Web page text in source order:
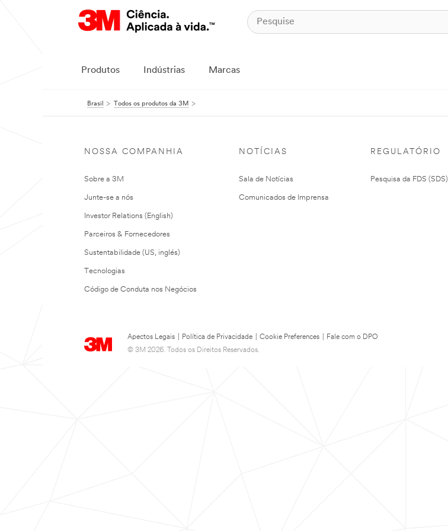
Produtos Indústrias Marcas
Brasil Todos os produtos da 3M
NOSSA COMPANHIA
Sobre a 3M
Junte-se a nós
Investor Relations (English)
Parceiros & Fornecedores
Sustentabilidade (US, inglés)
Tecnologias
Código de Conduta nos Negócios
NOTÍCIAS
Sala de Notícias
Comunicados de Imprensa
REGULATÓRIO
Pesquisa da FDS (SDS)
Apectos Legais Política de Privacidade Cookie Preferences
Fale com o DPO
© 3M 2026. Todos os Direitos Reservados.